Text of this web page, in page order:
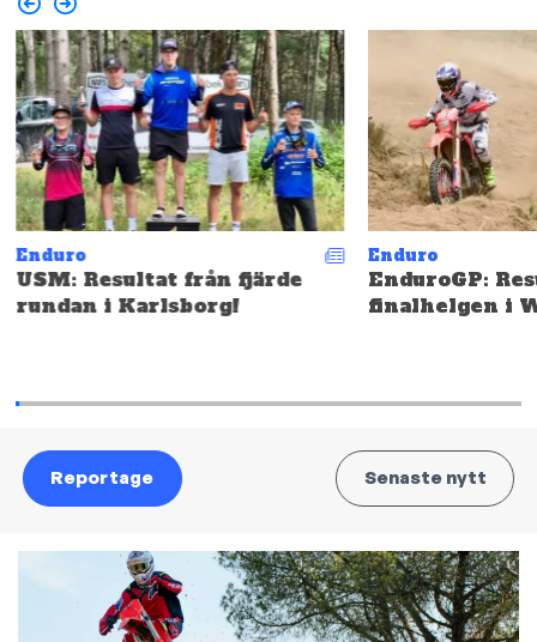
Enduro
USM: Resultat från fjärde
rundan i Karlsborg!
Enduro
EnduroGP:
finalhelgen i
Reportage Senaste nytt